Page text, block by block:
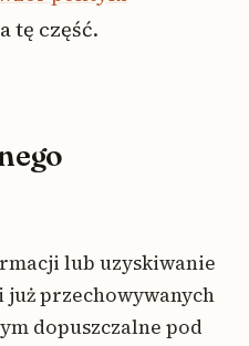
tę część.
lub uzyskiwanie
przechowywanych
dopuszczalne pod